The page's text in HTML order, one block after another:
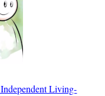
Living-